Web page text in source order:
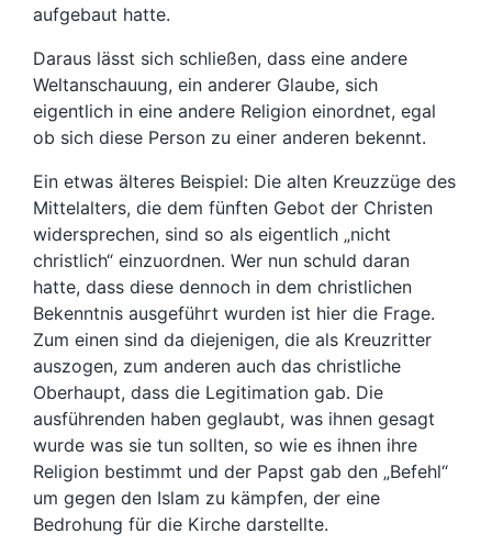
aufgebaut hatte.
Daraus lässt sich schließen, dass eine andere
Weltanschauung, ein anderer Glaube, sich
eigentlich in eine andere Religion einordnet, egal
ob sich diese Person zu einer anderen bekennt.
Ein etwas älteres Beispiel: Die alten Kreuzzüge des
Mittelalters, die dem fünften Gebot der Christen
widersprechen, sind so als eigentlich „nicht
christlich“ einzuordnen. Wer nun schuld daran
hatte, dass diese dennoch in dem christlichen
Bekenntnis ausgeführt wurden ist hier die Frage.
Zum einen sind da diejenigen, die als Kreuzritter
auszogen, zum anderen auch das christliche
Oberhaupt, dass die Legitimation gab. Die
ausführenden haben geglaubt, was ihnen gesagt
wurde was sie tun sollten, so wie es ihnen ihre
Religion bestimmt und der Papst gab den „Befehl“
um gegen den Islam zu kämpfen, der eine
Bedrohung für die Kirche darstellte.